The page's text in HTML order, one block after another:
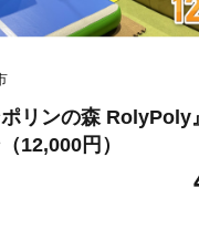
ポリンの森 RolyPoly
12,000円）